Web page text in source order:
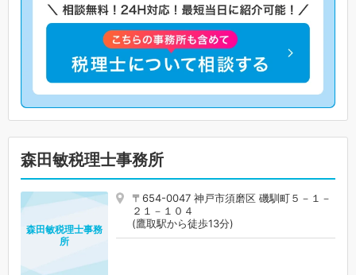
森田敏税理士事務所
〒654-0047 神戸市須磨区 磯馴町５－１－
２１－１０４
(鷹取駅から徒歩13分)
森田敏税理士事務
所